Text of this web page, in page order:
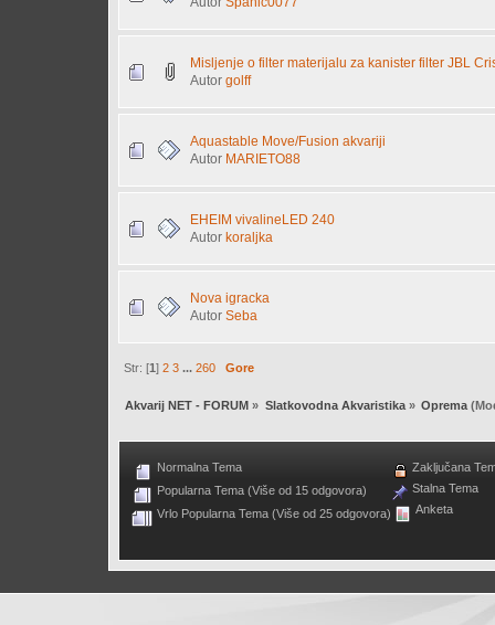
Misljenje o filter materijalu za kanister filter JBL
Autor golff
Aquastable Move/Fusion akvariji
Autor MARIETO88
EHEIM vivalineLED 240
Autor koraljka
Nova igracka
Autor Seba
Str: [1]2 3 ...260 Gore
Akvarij NET - FORUM » Slatkovodna Akvaristika» Oprema
Normalna Tema
Popularna Tema (Više od 15 odgovora)
Vrlo Popularna Tema (Više od 25 odgovora)
Zaključana
Stalna Tema
Anketa